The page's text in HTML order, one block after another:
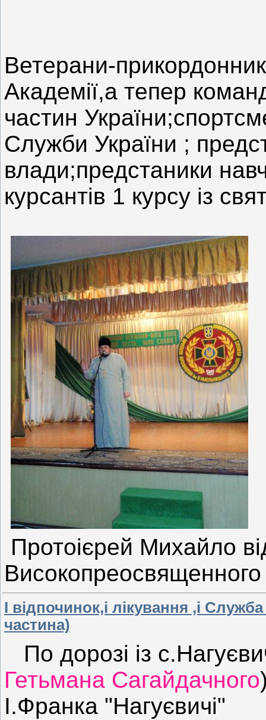
Ветерани-
Академії,а тепер
частин
Служби України ;
влади;предстаники
курсантів 1 курсу із
Протоієрей Михайло
І відпочинок,і лікування ,і
частина)
По дорозі із
Гетьмана Сагайдачного
І.Франка "Нагуєвичі"